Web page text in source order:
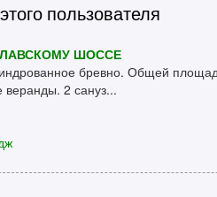
пользователя
ШОССЕ
бревно. Общей
2 сануз...